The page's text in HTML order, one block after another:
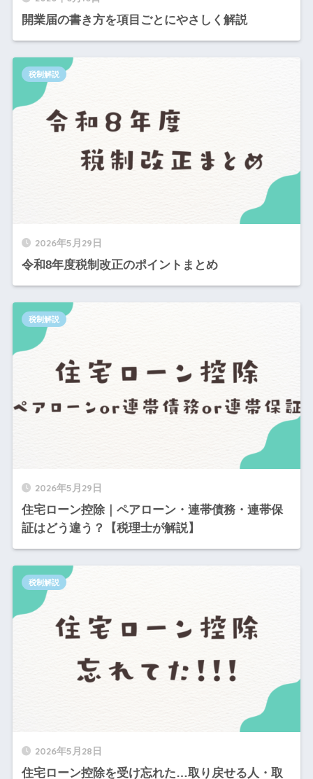
開業届の書き方を項目ごとにやさしく解説
2026年5月29日
令和8年度税制改正のポイントまとめ
税制解説
2026年5月29日
住宅ローン控除｜ペアローン・連帯債務・連帯保
証はどう違う？【税理士が解説】
税制解説
2026年5月28日
住宅ローン控除を受け忘れた…取り戻せる人・取
税制解説